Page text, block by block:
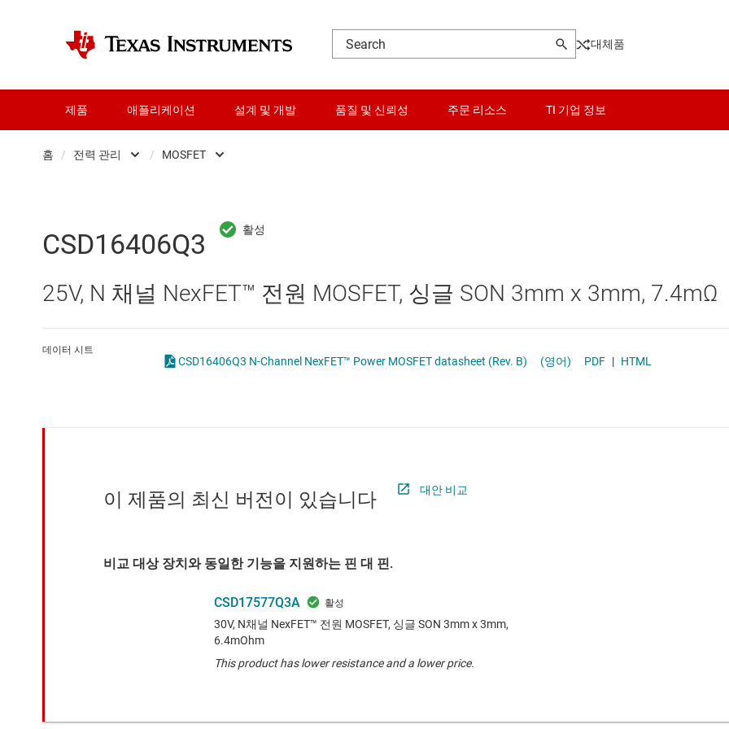
대체품
제품 애플리케이션 설계 및 개발 품질 및 신뢰성 주문 리소스 TI 기업 정보
홈 / 전력 관리
RF 및 마이크로파
데이터 컨버터
마이크로컨트롤러(MCU) 및 프로세서
인터페이스
절연
/ MOSFET
DC/DC 스위칭 레귤레이터
DDR 메모리 전원 IC
LED 드라이버
고압측 스위치 및 컨트롤러
무접점 릴레이
CSD16406Q3
25V, N 채널 NexFET™ 전원 MOSFET, 싱글 SON 3mm x 3mm, 7.4mΩ
데이터 시트
CSD16406Q3 N-Channel NexFET™ Power MOSFET datasheet (Rev. B) (영어) PDF | HTML
이 제품의 최신 버전이 있습니다 대안 비교
비교 대상 장치와 동일한 기능을 지원하는 핀 대 핀.
CSD17577Q3A
30V, N채널 NexFET™ 전원 MOSFET, 싱글 SON 3mm x 3mm,
6.4mOhm
This product has lower resistance and a lower price.